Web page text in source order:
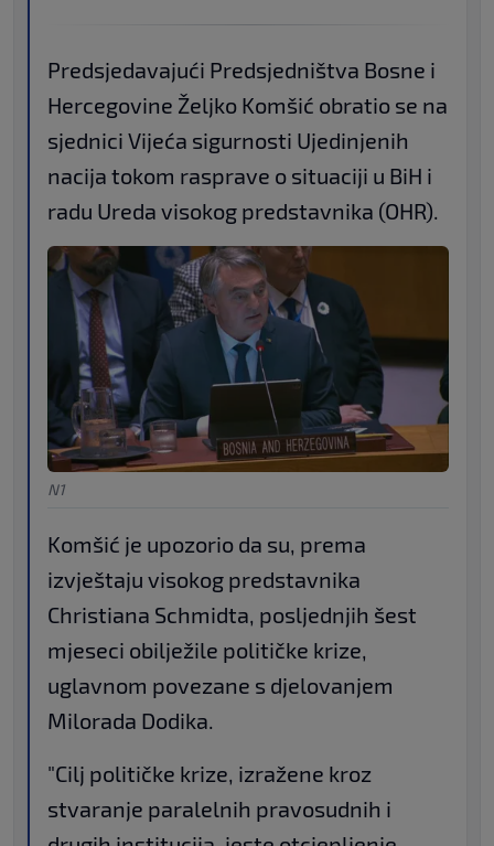
Predsjedavajući Predsjedništva Bosne i
Hercegovine Željko Komšić obratio se na
sjednici Vijeća sigurnosti Ujedinjenih
nacija tokom rasprave o situaciji u BiH i
radu Ureda visokog predstavnika (OHR).
N1
Komšić je upozorio da su, prema
izvještaju visokog predstavnika
Christiana Schmidta, posljednjih šest
mjeseci obilježile političke krize,
uglavnom povezane s djelovanjem
Milorada Dodika.
"Cilj političke krize, izražene kroz
stvaranje paralelnih pravosudnih i